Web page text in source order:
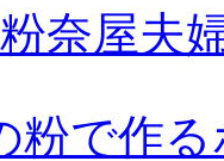
奈屋夫
粉で作